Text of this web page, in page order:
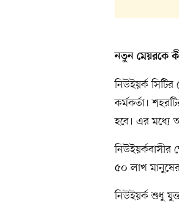
নতুন মেয়রকে
নিউইয়র্ক
কর্মকর্তা।
হবে। এর মধ্যে
নিউইয়র্কবাসীর
৫০ লাখ
নিউইয়র্ক শুধু